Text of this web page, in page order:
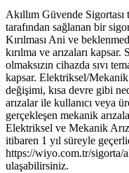
Akıllım Güvende
tarafından sağlanan bir
Kırılması Ani ve
kırılma ve arızaları kapsar.
olmaksızın cihazda sıvı
kapsar. Elektriksel/
değişimi, kısa devre gibi
arızalar ile kullanıcı veya
gerçekleşen mekanik
Elektriksel ve Mekanik
itibaren 1 yıl süreyle
https://wiyo.com.tr/sigorta/
ulaşabilirsiniz.